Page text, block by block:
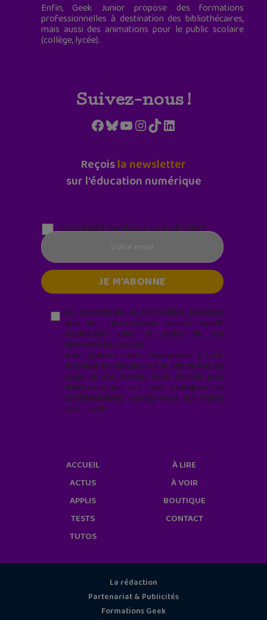
Enfin, Geek Junior propose des formations
professionnelles à destination des bibliothécaires,
mais aussi des animations pour le public scolaire
(collège, lycée).
Suivez-nous !
Facebook
Bluesky
YouTube
Instagram
TikTokLinkedIn
Reçoisla newsletter
sur l'éducation numérique
Parentalité numérique (le lundi matin)
En soumettant ce formulaire, j’accepte
que les informations saisies soient
exploitées* dans le cadre de ma
demande de contact.
Vous pouvez vous désabonner à tout
moment en cliquant sur le lien en bas de
page de nos emails. Pour obtenir plus
d'informations sur nos pratiques de
confidentialité, rendez-vous sur notre
site web
ACCUEIL
ACTUS
APPLIS
TESTS
TUTOS
À LIRE
À VOIR
BOUTIQUE
CONTACT
La rédaction
Partenariat & Publicités
Formations Geek